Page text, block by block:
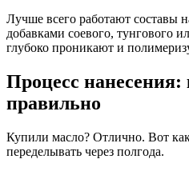
Лучше всего работают составы
добавками соевого, тунгового
глубоко проникают и
Процесс нанесения:
правильно
Купили масло? Отлично. Вот
переделывать через полгода.